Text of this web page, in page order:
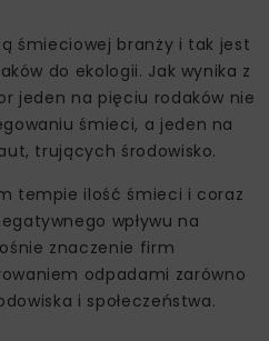
śmieciowej branży i tak jest
do ekologii. Jak wynika z
jeden na pięciu rodaków nie
śmieci, a jeden na
trujących środowisko.
tempie ilość śmieci i coraz
wpływu na
znaczenie firm
odpadami zarówno
i społeczeństwa.